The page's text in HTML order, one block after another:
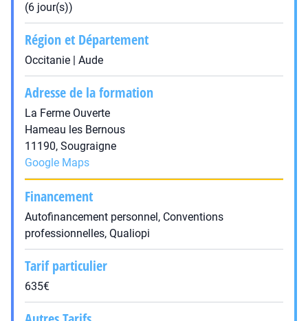
(6 jour(s))
Région et Département
Occitanie | Aude
Adresse de la formation
La Ferme Ouverte
Hameau les Bernous
11190, Sougraigne
Google Maps
Financement
Autofinancement personnel, Conventions
professionnelles, Qualiopi
Tarif particulier
635€